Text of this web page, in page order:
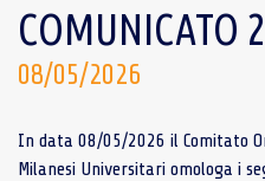
COMUNICATO
08/05/2026
In data 08/05/2026 il Comitato
Milanesi Universitari omologa i